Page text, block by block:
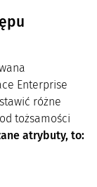
Enterprise
różne
tożsamości
atrybuty, to: